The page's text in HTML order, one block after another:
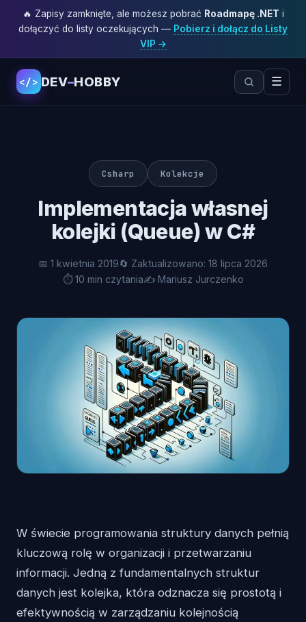
🔥 Zapisy zamknięte, ale możesz pobrać Roadmapę .NET i
dołączyć do listy oczekujących — Pobierz i dołącz do Listy
VIP →
</> DEV–HOBBY ☰
Csharp Kolekcje
Implementacja własnej
kolejki (Queue) w C#
📅 1 kwietnia 2019🔄 Zaktualizowano: 18 lipca 2026
⏱ 10 min czytania✍️ Mariusz Jurczenko
W świecie programowania struktury danych pełnią
kluczową rolę w organizacji i przetwarzaniu
informacji. Jedną z fundamentalnych struktur
danych jest kolejka, która odznacza się prostotą i
efektywnością w zarządzaniu kolejnością